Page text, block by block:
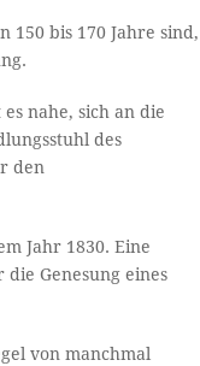
150 bis 170 Jahre sind,
nahe, sich an die
des
den
Jahr 1830. Eine
Genesung eines
von manchmal